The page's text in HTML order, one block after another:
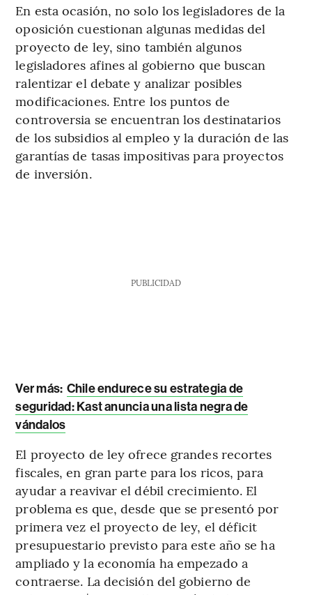
En esta ocasión, no solo los legisladores de la
oposición cuestionan algunas medidas del
proyecto de ley, sino también algunos
legisladores afines al gobierno que buscan
ralentizar el debate y analizar posibles
modificaciones. Entre los puntos de
controversia se encuentran los destinatarios
de los subsidios al empleo y la duración de las
garantías de tasas impositivas para proyectos
de inversión.
PUBLICIDAD
Ver más: Chile endurece su estrategia de
seguridad: Kast anuncia una lista negra de
vándalos
El proyecto de ley ofrece grandes recortes
fiscales, en gran parte para los ricos, para
ayudar a reavivar el débil crecimiento. El
problema es que, desde que se presentó por
primera vez el proyecto de ley, el déficit
presupuestario previsto para este año se ha
ampliado y la economía ha empezado a
contraerse. La decisión del gobierno de